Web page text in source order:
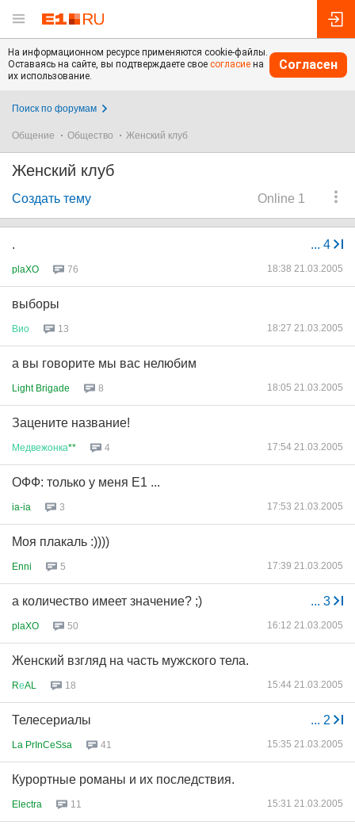
На информационном ресурсе применяются cookie-файлы.
Оставаясь на сайте, вы подтверждаете свое согласие на
их использование.
Согласен
Поиск по форумам
Общение Общество Женский клуб
Женский клуб
Online 1
Создать тему
... 4
.
plaXO 76 18:38 21.03.2005
выборы
Вио 13 18:27 21.03.2005
а вы говорите мы вас нелюбим
Light Brigade 8 18:05 21.03.2005
Зацените название!
Медвежонка** 4 17:54 21.03.2005
ОФФ: только у меня Е1 ...
ia-ia 3 17:53 21.03.2005
Моя плакаль :))))
Enni 5 17:39 21.03.2005
... 3
а количество имеет значение? ;)
plaXO 50 16:12 21.03.2005
Женский взгляд на часть мужского тела.
RеAL 18 15:44 21.03.2005
... 2
Телесериалы
La PrInCeSsa 41 15:35 21.03.2005
Курортные романы и их последствия.
Electra 11 15:31 21.03.2005